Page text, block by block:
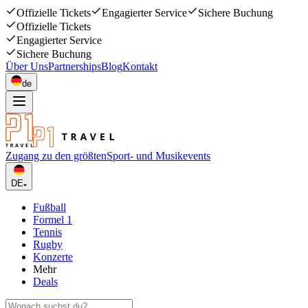
Offizielle Tickets Engagierter Service
Sichere Buchung
Offizielle Tickets
Engagierter Service
Sichere Buchung
Über UnsPartnershipsBlogKontakt
de
Zugang zu den größtenSport- und Musikevents
DE
Fußball
Formel 1
Tennis
Rugby
Konzerte
Mehr
Deals